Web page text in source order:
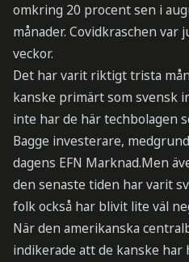
omkring 20 procent sen i
månader. Covidkraschen var
veckor.
Det har varit riktigt trista
kanske primärt som svensk
inte har de här techbolagen
Bagge investerare,
dagens EFN Marknad.Men
den senaste tiden har varit
folk också har blivit lite väl
När den amerikanska
indikerade att de kanske